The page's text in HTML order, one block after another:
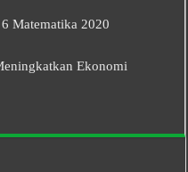
Matematika 2020
Ekonomi